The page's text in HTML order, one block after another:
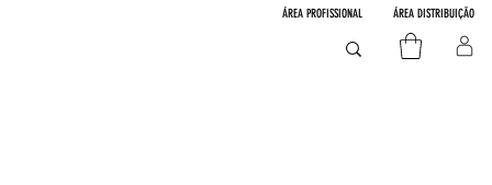
ÁREA DISTRIBUIÇÃO
ÁREA PROFISSIONAL